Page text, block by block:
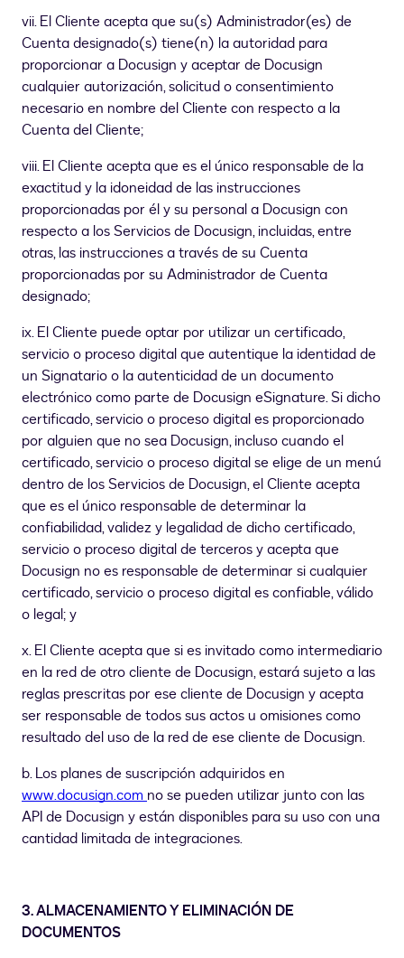
vii. El Cliente acepta que su(s) Administrador(es) de
Cuenta designado(s) tiene(n) la autoridad para
proporcionar a Docusign y aceptar de Docusign
cualquier autorización, solicitud o consentimiento
necesario en nombre del Cliente con respecto a la
Cuenta del Cliente;
viii. El Cliente acepta que es el único responsable de la
exactitud y la idoneidad de las instrucciones
proporcionadas por él y su personal a Docusign con
respecto a los Servicios de Docusign, incluidas, entre
otras, las instrucciones a través de su Cuenta
proporcionadas por su Administrador de Cuenta
designado;
ix. El Cliente puede optar por utilizar un certificado,
servicio o proceso digital que autentique la identidad de
un Signatario o la autenticidad de un documento
electrónico como parte de Docusign eSignature. Si dicho
certificado, servicio o proceso digital es proporcionado
por alguien que no sea Docusign, incluso cuando el
certificado, servicio o proceso digital se elige de un menú
dentro de los Servicios de Docusign, el Cliente acepta
que es el único responsable de determinar la
confiabilidad, validez y legalidad de dicho certificado,
servicio o proceso digital de terceros y acepta que
Docusign no es responsable de determinar si cualquier
certificado, servicio o proceso digital es confiable, válido
o legal; y
x. El Cliente acepta que si es invitado como intermediario
en la red de otro cliente de Docusign, estará sujeto a las
reglas prescritas por ese cliente de Docusign y acepta
ser responsable de todos sus actos u omisiones como
resultado del uso de la red de ese cliente de Docusign.
b. Los planes de suscripción adquiridos en
www.docusign.com no se pueden utilizar junto con las
API de Docusign y están disponibles para su uso con una
cantidad limitada de integraciones.
3. ALMACENAMIENTO Y ELIMINACIÓN DE
DOCUMENTOS